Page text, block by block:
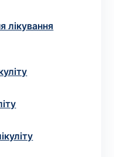
лікування